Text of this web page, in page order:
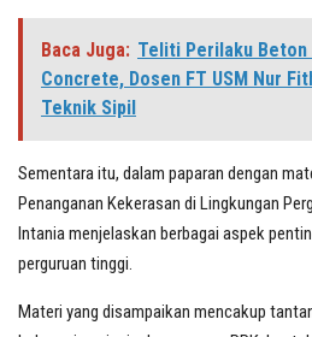
Baca Juga: Teliti Perilaku
Concrete, Dosen FT USM Nur
Teknik Sipil
Sementara itu, dalam paparan dengan
Penanganan Kekerasan di Lingkungan
Intania menjelaskan berbagai aspek
perguruan tinggi.
Materi yang disampaikan mencakup